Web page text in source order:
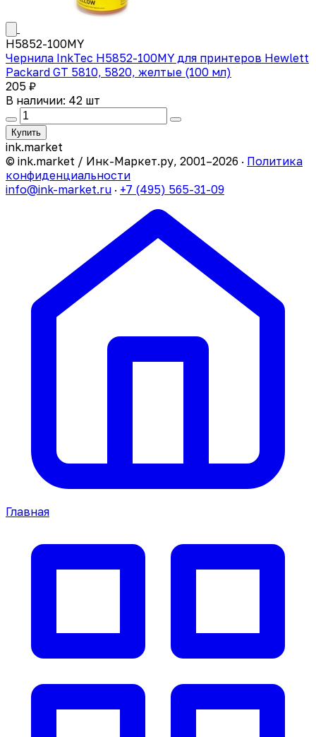
H5852-100MY
Чернила InkTec H5852-100MY для принтеров Hewlett
Packard GT 5810, 5820, желтые (100 мл)
205 ₽
В наличии: 42 шт
Купить
ink.market
© ink.market / Инк-Маркет.ру, 2001–2026 · Политика
конфиденциальности
info@ink-market.ru · +7 (495) 565-31-09
Главная